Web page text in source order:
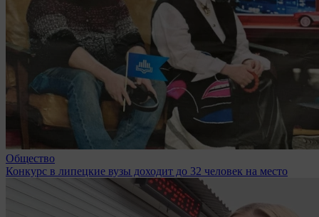
Общество
Конкурс в липецкие вузы доходит до 32 человек на место